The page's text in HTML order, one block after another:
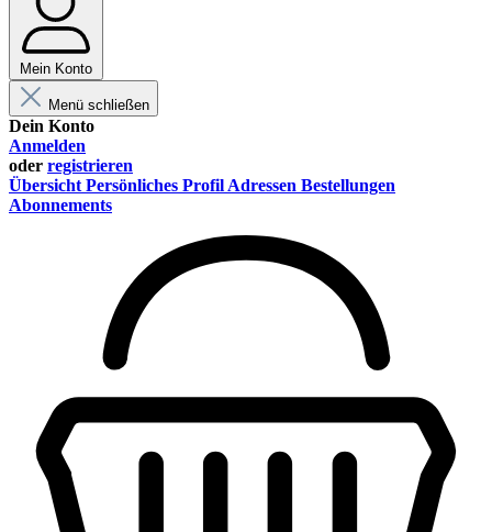
Mein Konto
Menü schließen
Dein Konto
Anmelden
oder registrieren
Übersicht Persönliches Profil Adressen Bestellungen
Abonnements